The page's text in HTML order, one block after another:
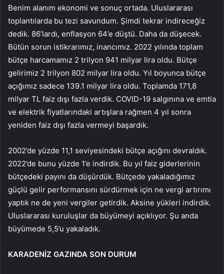
Benim alanım ekonomi ve sonuç ortada. Uluslararası
toplantılarda bu tezi savundum. Şimdi tekrar indireceğiz
dedik. 86’lardı, enflasyon 64’e düştü. Daha da düşecek.
Bütün sorun istikrarımız, inancımız. 2022 yılında toplam
bütçe harcamamız 2 trilyon 941 milyar lira oldu. Bütçe
gelirimiz 2 trilyon 802 milyar lira oldu. Yıl boyunca bütçe
açığımız sadece 139.1 milyar lira oldu. Toplamda 171,8
milyar TL faiz dışı fazla verdik. COVID-19 salgınına ve emtia
ve elektrik fiyatlarındaki artışlara rağmen 4 yıl sonra
yeniden faiz dışı fazla vermeyi başardık.
2002’de yüzde 11,1 seviyesindeki bütçe açığını devraldık.
2022’de bunu yüzde 1’e indirdik. Bu yıl faiz giderlerinin
bütçedeki payını da düşürdük. Bütçede yakaladığımız
güçlü gelir performansını sürdürmek için ne vergi artırımı
yaptık ne de yeni vergiler getirdik. Aksine yükleri indirdik.
Uluslararası kuruluşlar da büyümeyi açıklıyor. Şu anda
büyümede 5,5’u yakaladık.
KARADENİZ GAZINDA SON DURUM